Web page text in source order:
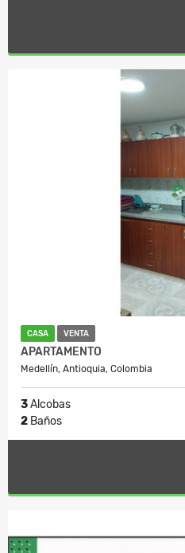
CASA VENTA
APARTAMENTO
Medellín, Antioquia, Colombia
3Alcobas
2 Baños